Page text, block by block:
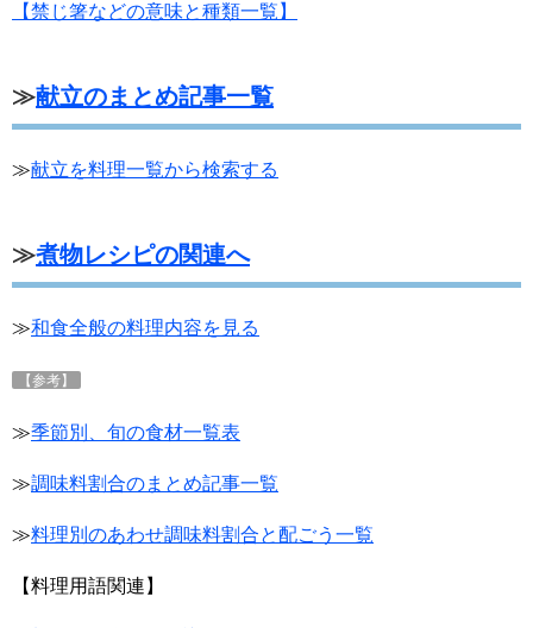
【禁じ箸などの意味と種類一覧】
≫献立のまとめ記事一覧
≫献立を料理一覧から検索する
≫煮物レシピの関連へ
≫和食全般の料理内容を見る
【参考】
≫季節別、旬の食材一覧表
≫調味料割合のまとめ記事一覧
≫料理別のあわせ調味料割合と配ごう一覧
【料理用語関連】